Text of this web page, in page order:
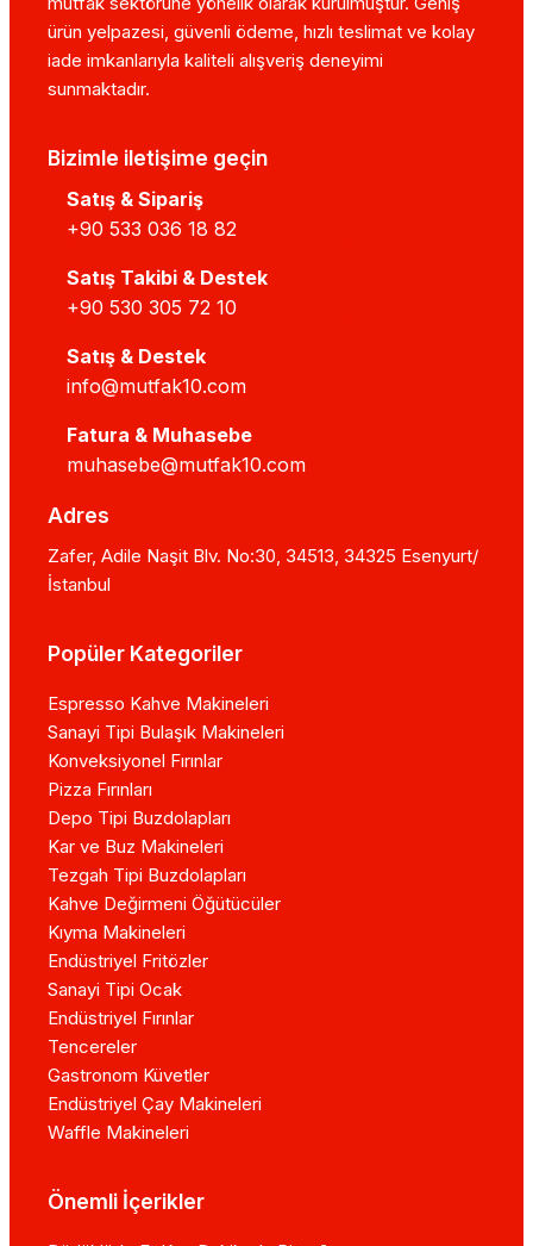
Giyotin tip bulaşık makinesi ile set altı arasındaki
Mutfak10
mutfak10.com, endüstriyel mutfak ihtiyaçlarınızda
ürün yelpazesi, güvenli ödeme, hızlı teslimat ve kolay
iade imkanlarıyla kaliteli alışveriş deneyimi
sunmaktadır.
Bizimle iletişime geçin
Satış & Sipariş
+90 533 036 18 82
Satış Takibi & Destek
+90 530 305 72 10
Satış & Destek
info@mutfak10.com
Fatura & Muhasebe
muhasebe@mutfak10.com
Adres
Zafer, Adile Naşit Blv. No:30, 34513, 34325 Esenyurt/
İstanbul
Popüler Kategoriler
Espresso Kahve Makineleri
Sanayi Tipi Bulaşık Makineleri
Konveksiyonel Fırınlar
Pizza Fırınları
Depo Tipi Buzdolapları
Kar ve Buz Makineleri
Tezgah Tipi Buzdolapları
Kahve Değirmeni Öğütücüler
Kıyma Makineleri
Endüstriyel Fritözler
Sanayi Tipi Ocak
Endüstriyel Fırınlar
Tencereler
Gastronom Küvetler
Endüstriyel Çay Makineleri
Waffle Makineleri
Önemli İçerikler